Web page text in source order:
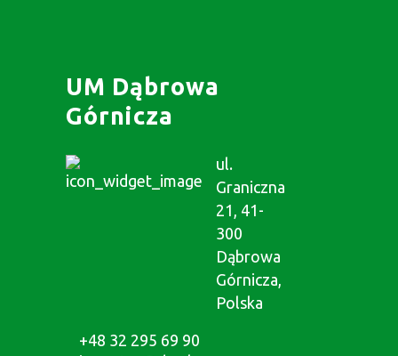
UM Dąbrowa
Górnicza
ul.
Graniczna
21, 41-
300
Dąbrowa
Górnicza,
Polska
+48 32 295 69 90